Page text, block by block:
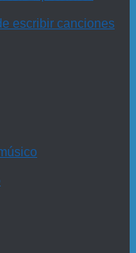
escribir canciones